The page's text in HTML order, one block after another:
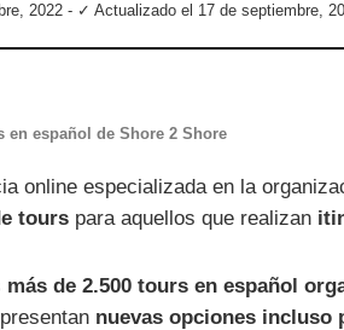
2022 - ✓ Actualizado el 17 de septiembre,
en español de Shore 2 Shore
online especializada en la
tours para aquellos que realizan
más de 2.500 tours en español
nuevas opciones incluso